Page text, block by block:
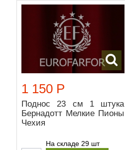
1 150 Р
Поднос 23 см 1 штука
Бернадотт Мелкие Пионы
Чехия
На складе 29 шт